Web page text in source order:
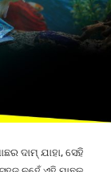
ଦାମ୍ ଯାହା, ସେହି